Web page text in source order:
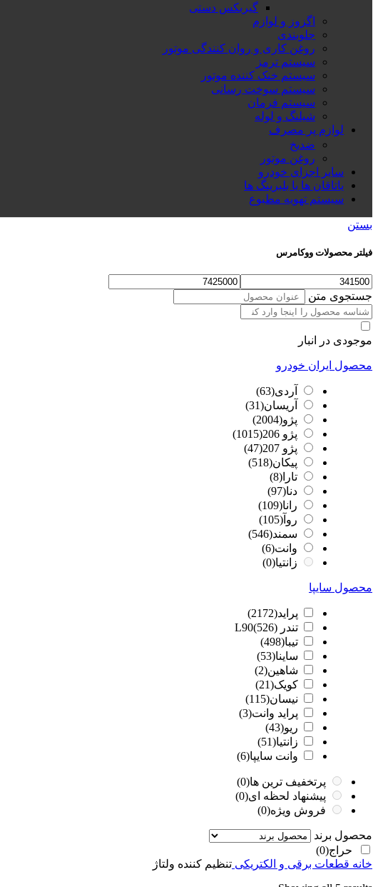
گیربکس دستی
اگزوز و لوازم
جلوبندی
روغن کاری و روان کنندگی موتور
سیستم ترمز
سیستم خنک کننده موتور
سیستم سوخت رسانی
سیستم فرمان
شیلنگ و لوله
لوازم پر مصرف
ضدیخ
روغن موتور
سایر اجزای خودرو
یاتاقان ها یا بلبرینگ ها
سیستم تهویه مطبوع
بستن
فیلتر محصولات ووکامرس
جستجوی متن
موجودی در انبار
محصول ایران خودرو
آردی(63)
آریسان(31)
پژو(2004)
پژو 206
(1015)
پژو 207
(47)
پیکان(518)
تارا (8)
دنا(97)
رانا(109)
روآ (105)
سمند(546)
وانت(6)
زانتیا(0)
محصول سایپا
پراید(2172)
تندر L90 (526)
تیبا(498)
ساینا(53)
شاهین(2)
کویک(21)
نیسان(115)
پراید وانت(3)
ریو(43)
زانتیا(51)
وانت سایپا(6)
پرتخفیف ترین ها(0)
پیشنهاد لحظه ای(0)
فروش ویژه(0)
محصول برند
حراج(0)
خانه قطعات برقی و الکتریکی تنظیم کننده ولتاژ